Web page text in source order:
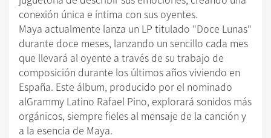
conexión única e íntima con sus oyentes.
Maya actualmente lanza un LP titulado "Doce Lunas"
durante doce meses, lanzando un sencillo cada mes
que llevará al oyente a través de su trabajo de
composición durante los últimos años viviendo en
España. Este álbum, producido por el nominado
alGrammy Latino Rafael Pino, explorará sonidos más
orgánicos, siempre fieles al mensaje de la canción y
a la esencia de Maya.